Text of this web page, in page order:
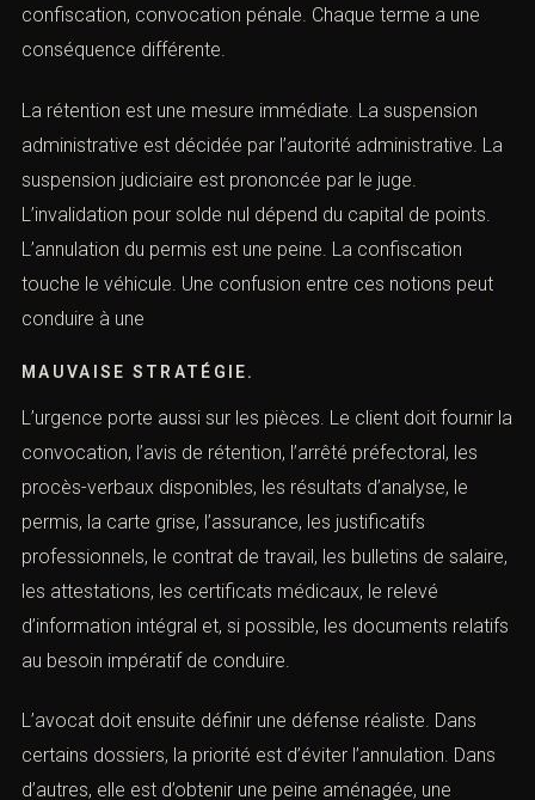
faut identifier la nature exacte de la mesure : rétention,
suspension administrative, suspension judiciaire,
confiscation, convocation pénale. Chaque terme a une
conséquence différente.
La rétention est une mesure immédiate. La suspension
administrative est décidée par l’autorité administrative.
La suspension judiciaire est prononcée par le juge.
L’invalidation pour solde nul dépend du capital de points.
conduire à une
L’urgence porte aussi sur les pièces. Le client doit fournir
la convocation, l’avis de rétention, l’arrêté préfectoral,
les procès-verbaux disponibles, les résultats d’analyse,
le permis, la carte grise, l’assurance, les justificatifs
professionnels, le contrat de travail, les bulletins de
relevé d’information intégral et, si possible, les
documents relatifs au besoin impératif de conduire.
recherchez un avocat spécialisé en droit pénal ? Laissez-
coordonnées et nous vous contacterons.
l'infraction ou tribunal compétent *
de la prise de contact